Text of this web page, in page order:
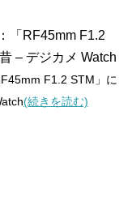
「RF45mm F1.2
– デジカメ Watch
F1.2 STM」に
(続きを読む)